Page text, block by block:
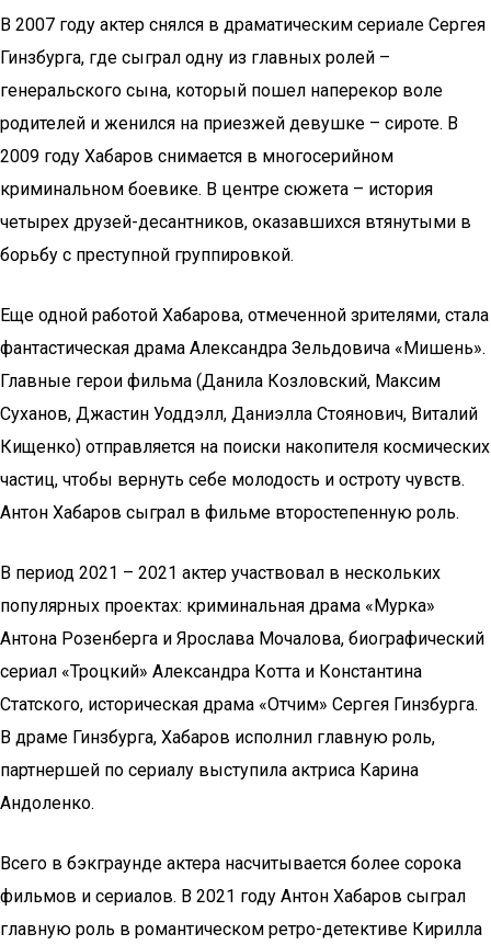
В 2007 году актер снялся в драматическим сериале Сергея
Гинзбурга, где сыграл одну из главных ролей –
генеральского сына, который пошел наперекор воле
родителей и женился на приезжей девушке – сироте. В
2009 году Хабаров снимается в многосерийном
криминальном боевике. В центре сюжета – история
четырех друзей-десантников, оказавшихся втянутыми в
борьбу с преступной группировкой.
Еще одной работой Хабарова, отмеченной зрителями, стала
фантастическая драма Александра Зельдовича «Мишень».
Главные герои фильма (Данила Козловский, Максим
Суханов, Джастин Уоддэлл, Даниэлла Стоянович, Виталий
Кищенко) отправляется на поиски накопителя космических
частиц, чтобы вернуть себе молодость и остроту чувств.
Антон Хабаров сыграл в фильме второстепенную роль.
В период 2021 – 2021 актер участвовал в нескольких
популярных проектах: криминальная драма «Мурка»
Антона Розенберга и Ярослава Мочалова, биографический
сериал «Троцкий» Александра Котта и Константина
Статского, историческая драма «Отчим» Сергея Гинзбурга.
В драме Гинзбурга, Хабаров исполнил главную роль,
партнершей по сериалу выступила актриса Карина
Андоленко.
Всего в бэкграунде актера насчитывается более сорока
фильмов и сериалов. В 2021 году Антон Хабаров сыграл
главную роль в романтическом ретро-детективе Кирилла